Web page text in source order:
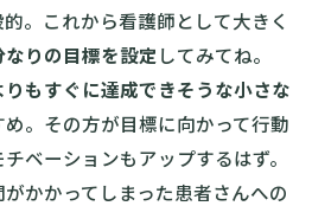
。これから看護師として大きく
なりの目標を設定 してみてね。
もすぐに達成できそうな小さな
。その方が目標に向かって行動
ベーションもアップするはず。
かかってしまった患者さんへの